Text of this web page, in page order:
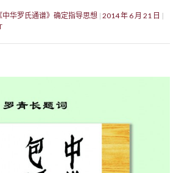
华罗氏通谱》确定指导思想 2014 年 6 月 21 日